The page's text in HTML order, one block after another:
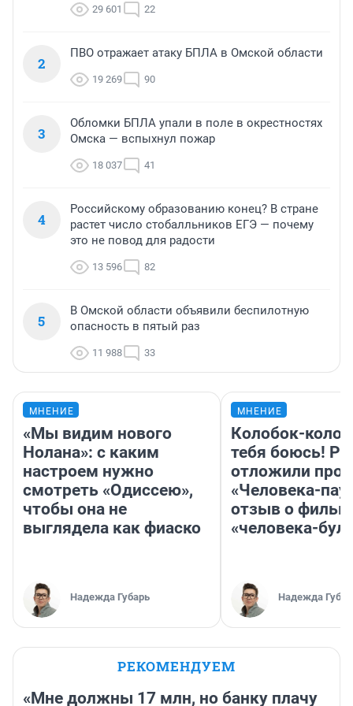
29 601 22
2
ПВО отражает атаку БПЛА в Омской области
19 269 90
3
Обломки БПЛА упали в поле в окрестностях
Омска — вспыхнул пожар
18 037 41
4
Российскому образованию конец? В стране
растет число стобалльников ЕГЭ — почему
это не повод для радости
13 596 82
5
В Омской области объявили беспилотную
опасность в пятый раз
11 988 33
МНЕНИЕ
«Мы видим нового
Нолана»: с каким
настроем нужно
смотреть «Одиссею»,
чтобы она не
выглядела как фиаско
Надежда Губарь
МНЕНИЕ
Колобок-
тебя боюсь!
отложили
«Человека-
отзыв о
«человека-
Надежда
РЕКОМЕНДУЕМ
«Мне должны 17 млн, но банку плачу